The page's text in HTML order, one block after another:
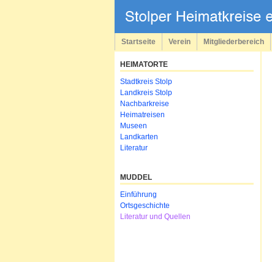
überspringen
Startseite Verein Mitgliederbereich
HEIMATORTE
Navigation
überspringen
Stadtkreis Stolp
Landkreis Stolp
Nachbarkreise
Heimatreisen
Museen
Landkarten
Literatur
MUDDEL
Navigation
überspringen
Einführung
Ortsgeschichte
Literatur und Quellen